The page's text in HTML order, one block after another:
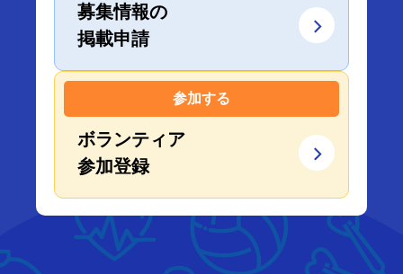
募集情報の
掲載申請
参加する
ボランティア
参加登録